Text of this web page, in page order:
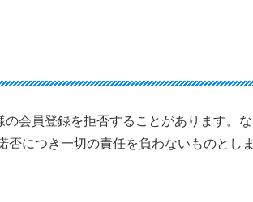
会員登録を拒否することがあります。な
につき一切の責任を負わないものとしま